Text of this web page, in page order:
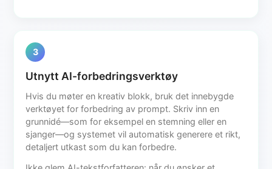
3
Utnytt AI-forbedringsverktøy
Hvis du møter en kreativ blokk, bruk det innebygde
verktøyet for forbedring av prompt. Skriv inn en
grunnidé—som for eksempel en stemning eller en
sjanger—og systemet vil automatisk generere et rikt,
detaljert utkast som du kan forbedre.